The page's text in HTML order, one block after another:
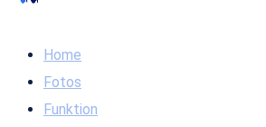
Home
Fotos
Funktion